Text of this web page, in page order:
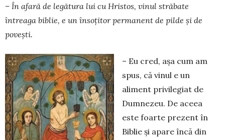
– În afară de legătura lui cu Hristos, vinul stră­bate
întreaga biblie, e un însoțitor permanent de pilde și de
povești.
– Eu cred, așa cum am
spus, că vinul e un
aliment privilegiat de
Dumnezeu. De aceea
este foarte prezent în
Biblie și apare încă din